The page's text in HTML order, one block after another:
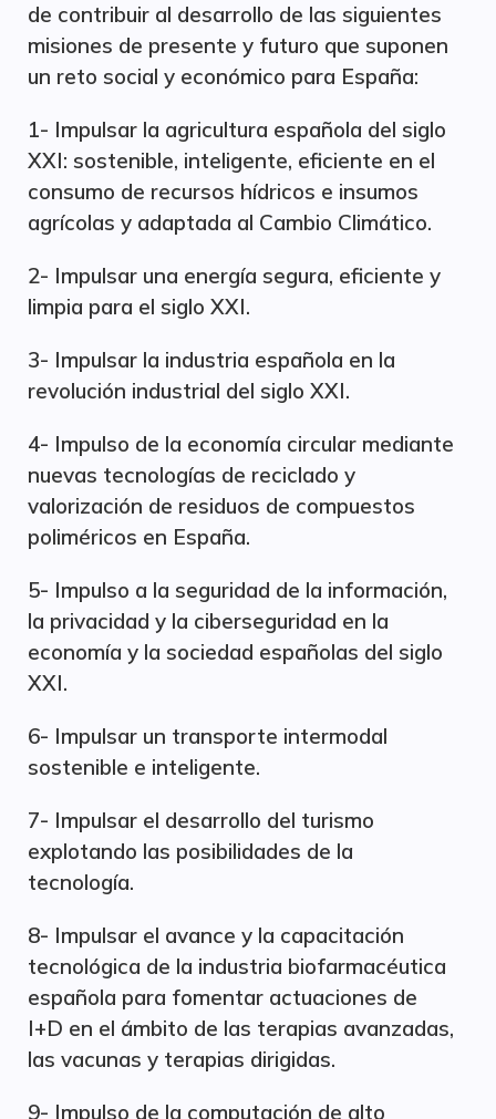
de contribuir al desarrollo de las siguientes
misiones de presente y futuro que suponen
un reto social y económico para España:
1- Impulsar la agricultura española del siglo
XXI: sostenible, inteligente, eficiente en el
consumo de recursos hídricos e insumos
agrícolas y adaptada al Cambio Climático.
2- Impulsar una energía segura, eficiente y
limpia para el siglo XXI.
3- Impulsar la industria española en la
revolución industrial del siglo XXI.
4- Impulso de la economía circular mediante
nuevas tecnologías de reciclado y
valorización de residuos de compuestos
poliméricos en España.
5- Impulso a la seguridad de la información,
la privacidad y la ciberseguridad en la
economía y la sociedad españolas del siglo
XXI.
6- Impulsar un transporte intermodal
sostenible e inteligente.
7- Impulsar el desarrollo del turismo
explotando las posibilidades de la
tecnología.
8- Impulsar el avance y la capacitación
tecnológica de la industria biofarmacéutica
española para fomentar actuaciones de
I+D en el ámbito de las terapias avanzadas,
las vacunas y terapias dirigidas.
9- Impulso de la computación de alto